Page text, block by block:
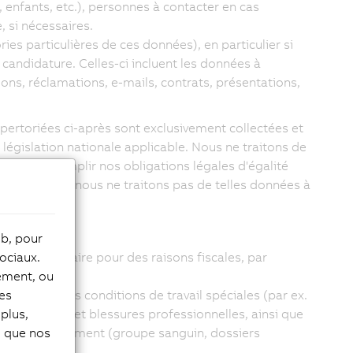
etc.), personnes à contacter en cas
si nécessaires.
particulières de ces données), en particulier si
Celles-ci incluent les données à
réclamations, e-mails, contrats, présentations,
ci-après sont exclusivement collectées et
nationale applicable. Nous ne traitons de
pour remplir nos obligations légales d'égalité
nous ne traitons pas de telles données à
:
nécessaire pour des raisons fiscales, par
les conditions de travail spéciales (par ex.
maladies et blessures professionnelles, ainsi que
déplacement (groupe sanguin, dossiers
pour
ou
nos